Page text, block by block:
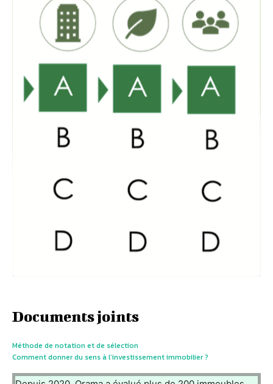
Documents joints
Méthode de notation et de sélection
Comment donner du sens à l’investissement immobilier ?